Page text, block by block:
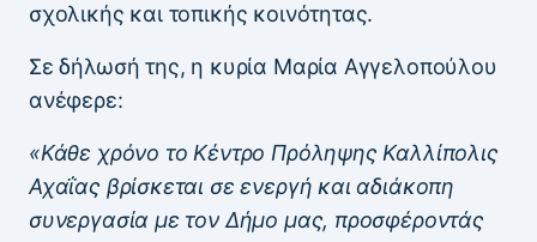
σχολικής και τοπικής κοινότητας.
Σε δήλωσή της, η κυρία Μαρία Αγγελοπούλου
ανέφερε:
«Κάθε χρόνο το Κέντρο Πρόληψης Καλλίπολις
Αχαΐας βρίσκεται σε ενεργή και αδιάκοπη
συνεργασία με τον Δήμο μας, προσφέροντάς